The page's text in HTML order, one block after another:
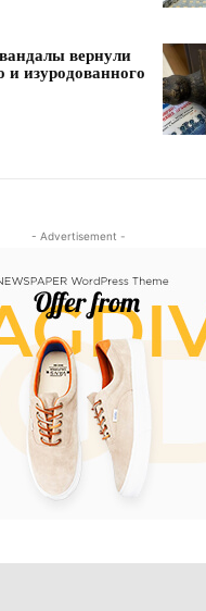
вернули
изуродованного
- Advertisement -